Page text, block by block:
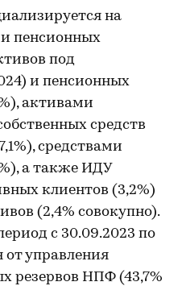
на
пенсионных
под
и пенсионных
активами
средств
средствами
а также ИДУ
клиентов (3,2%)
(2,4% совокупно).
с 30.09.2023 по
от управления
резервов НПФ (43,7%